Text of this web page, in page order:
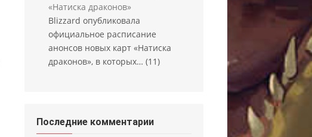
«Натиска драконов»
Blizzard опубликовала
официальное расписание
анонсов новых карт «Натиска
драконов», в которых… (11)
Последние комментарии